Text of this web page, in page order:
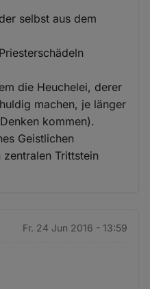
selbst aus dem
die Heuchelei, derer
machen, je länger
kommen).
Geistlichen
Trittstein
Fr. 24 Jun 2016 - 13:59